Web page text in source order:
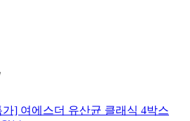
가] 여에스더 유산균 클래식 4박스